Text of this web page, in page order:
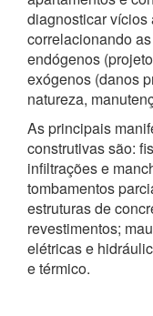
diagnosticar vícios
correlacionando
endógenos
exógenos (danos
natureza,
As principais
construtivas são:
infiltrações e
tombamentos
estruturas de
revestimentos;
elétricas e
e térmico.